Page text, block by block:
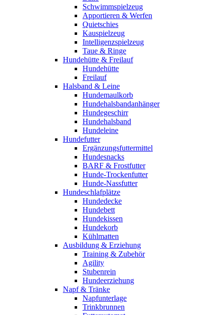
Schwimmspielzeug
Apportieren & Werfen
Quietschies
Kauspielzeug
Intelligenzspielzeug
Taue & Ringe
Hundehütte & Freilauf
Hundehütte
Freilauf
Halsband & Leine
Hundemaulkorb
Hundehalsbandanhänger
Hundegeschirr
Hundehalsband
Hundeleine
Hundefutter
Ergänzungsfuttermittel
Hundesnacks
BARF & Frostfutter
Hunde-Trockenfutter
Hunde-Nassfutter
Hundeschlafplätze
Hundedecke
Hundebett
Hundekissen
Hundekorb
Kühlmatten
Ausbildung & Erziehung
Training & Zubehör
Agility
Stubenrein
Hundeerziehung
Napf & Tränke
Napfunterlage
Trinkbrunnen